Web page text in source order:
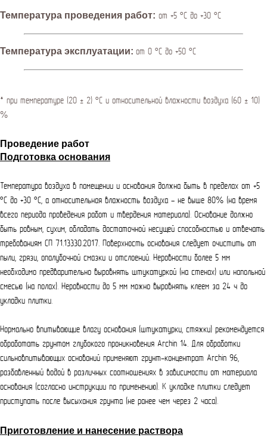
Температура проведения работ: от +5 °С до +30 °С
Температура эксплуатации: от 0 °С до +50 °С
* при температуре (20 ± 2) °С и относительной влажности воздуха (60 ± 10)
%
Проведение работ
Подготовка основания
Температура воздуха в помещении и основания должна быть в пределах от +5
°С до +30 °С, а относительная влажность воздуха - не выше 80% (на время
всего периода проведения работ и твердения материала). Основание должно
быть ровным, сухим, обладать достаточной несущей способностью и отвечать
требованиям СП 71.13330.2017. Поверхность основания следует очистить от
пыли, грязи, опалубочной смазки и отслоений. Неровности более 5 мм
необходимо предварительно выровнять штукатуркой (на стенах) или напольной
смесью (на полах). Неровности до 5 мм можно выровнять клеем за 24 ч до
укладки плитки.
Нормально впитывающие влагу основания (штукатурки, стяжки) рекомендуется
обработать грунтом глубокого проникновения Archin 14. Для обработки
сильновпитывающих оснований применяют грунт-концентрат Archin 96,
разбавленный водой в различных соотношениях в зависимости от материала
основания (согласно инструкции по применению). К укладке плитки следует
приступать после высыхания грунта (не ранее чем через 2 часа).
Приготовление и нанесение раствора